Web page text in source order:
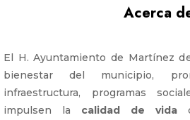
Acerca
El H. Ayuntamiento de Martínez
bienestar del municipio,
infraestructura, programas
impulsen la calidad de vida